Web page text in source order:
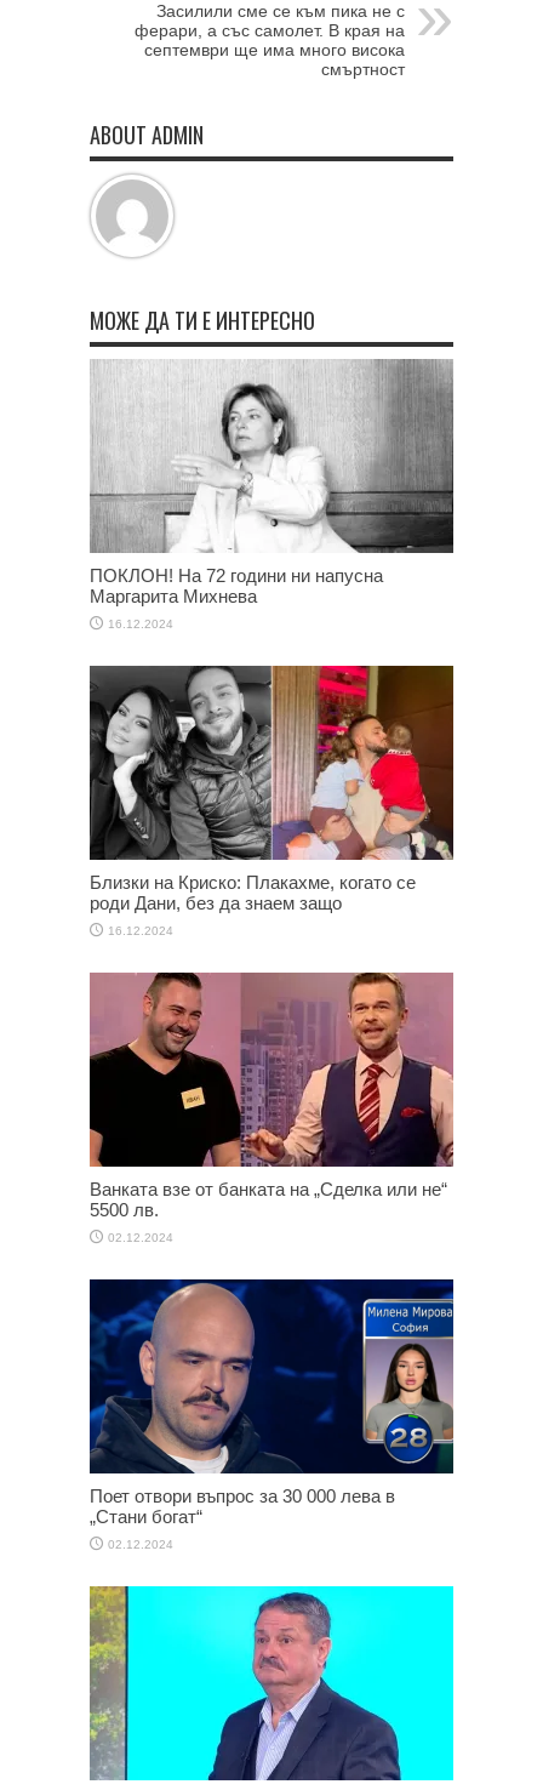
Засилили сме се към пика не с
ферари, а със самолет. В края на
септември ще има много висока
смъртност
ABOUT ADMIN
МОЖЕ ДА ТИ Е ИНТЕРЕСНО
ПОКЛОН! На 72 години ни напусна
Маргарита Михнева
16.12.2024
Близки на Криско: Плакахме, когато се
роди Дани, без да знаем защо
16.12.2024
Ванката взе от банката на „Сделка или не“
5500 лв.
02.12.2024
Поет отвори въпрос за 30 000 лева в
„Стани богат“
02.12.2024